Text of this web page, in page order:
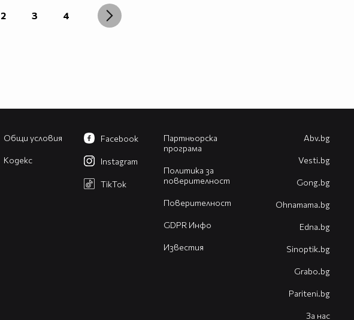
2 3 4
Общи условия
Кодекс
Партньорска
програма
Политика за
поверителност
Поверителност
GDPR Инфо
Известия
Facebook
Instagram
TikTok
Abv.bg
Vesti.bg
Gong.bg
Оhnamama.bg
Edna.bg
Sinoptik.bg
Grabo.bg
Pariteni.bg
За нас